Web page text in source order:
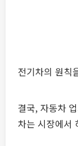
전기차의 원칙
결국, 자동차
차는 시장에서